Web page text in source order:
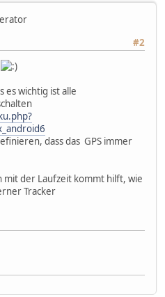
#2
es wichtig ist alle
dass das GPS immer
mit der Laufzeit kommt hilft, wie
Tracker